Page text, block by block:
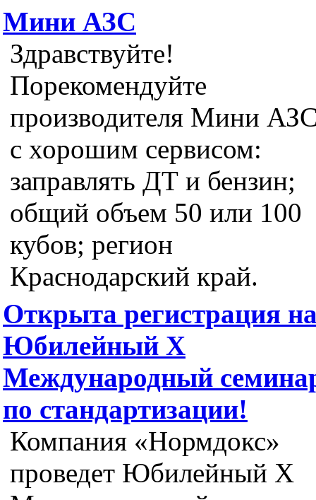
Мини АЗС
Здравствуйте!
Порекомендуйте
производителя Мини
с хорошим сервисом:
заправлять ДТ и бензин;
общий объем 50 или 100
кубов; регион
Краснодарский край.
Открыта регистрация
Юбилейный X
Международный
по стандартизации!
Компания «Нормдокс»
проведет Юбилейный Х